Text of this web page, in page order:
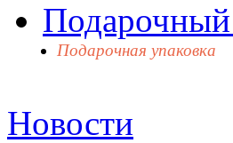
Подарочный
Подарочная упаковка
Новости